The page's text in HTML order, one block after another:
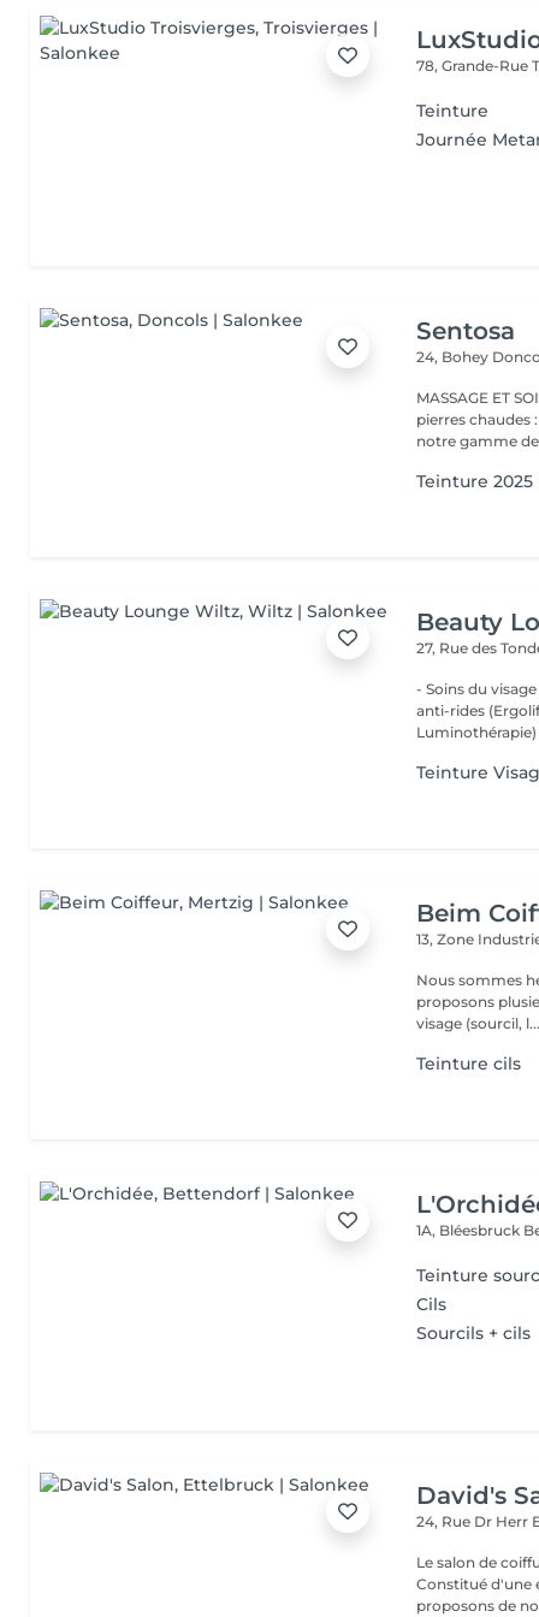
78, Grande-Rue
Teinture
Journée
Sentosa
24, Bohey
MASSAGE ET SOIN Massage relaxant, énergisant,
pierres chaudes
notre gamme de
Teinture 2025
Beauty
27, Rue des
- Soins du
anti-rides
Luminothérapie)
Teinture
Beim
13, Zone
Nous sommes
proposons plusieurs services : La
visage (sourcil,
Teinture cils
1A, Bléesbruck
Teinture
Cils
Sourcils + cils
David's
24, Rue Dr Herr
Le salon de
Constitué d'une
proposons de